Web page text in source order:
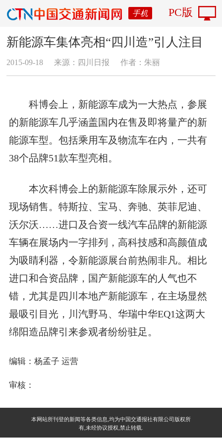
手机 PC版
新能源车集体亮相“四川造”引人注目
2015-09-18 来源：四川日报 作者：朱丽
科博会上，新能源车成为一大热点，参展
的新能源车几乎涵盖国内在售及即将量产的新
能源车型。包括乘用车及物流车在内，一共有
38个品牌51款车型亮相。
本次科博会上的新能源车除展示外，还可
现场销售。特斯拉、宝马、奔驰、英菲尼迪、
沃尔沃……进口及合资一线汽车品牌的新能源
车辆在展场内一字排列，高科技感和高颜值成
为吸睛利器，令新能源展台前热闹非凡。相比
进口和合资品牌，国产新能源车的人气也不
错，尤其是四川本地产新能源车，在主场显然
最吸引目光，川汽野马、华瑞中华EQ1这两大
绵阳造品牌引来参观者纷纷驻足。
编辑：杨孟子 运营
审核：
本网站所刊登的新闻等各类信息,均为中国交通报社有限公司版权所
有,未经协议授权,禁止转载.